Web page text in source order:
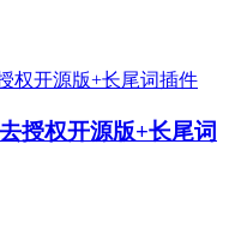
授权开源版+长尾词